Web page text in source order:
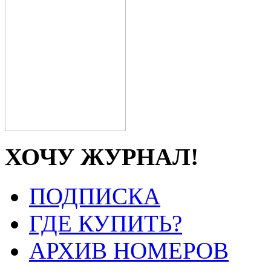
ХОЧУ ЖУРНАЛ!
ПОДПИСКА
ГДЕ КУПИТЬ?
АРХИВ НОМЕРОВ